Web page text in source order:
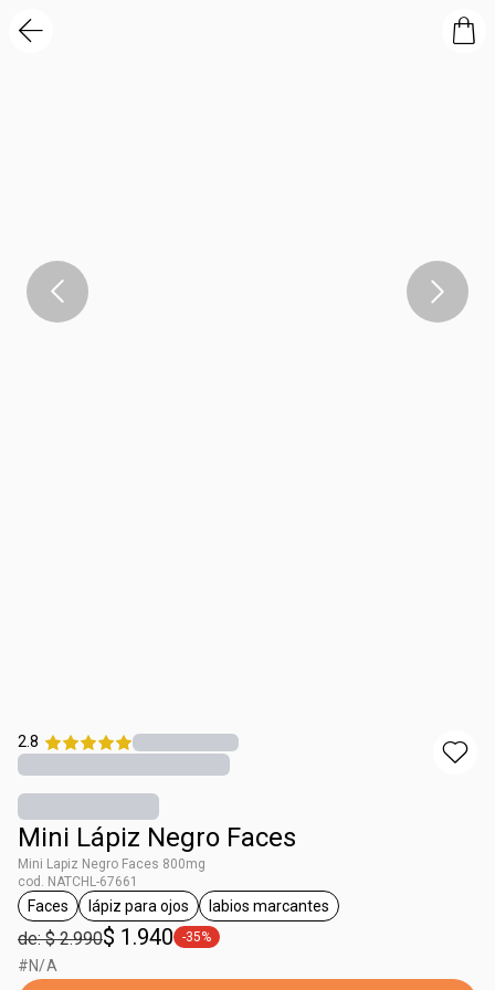
2.8
Mini Lápiz Negro Faces
Mini Lapiz Negro Faces 800mg
cod. NATCHL-67661
general.tag Faces
Faces
general.tag lápiz para ojos
lápiz para ojos
general.tag labios marcantes
labios marcantes
de: $ 2.990$ 1.940 general.tag -35%
-35%
#N/A